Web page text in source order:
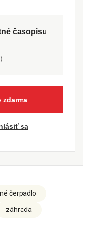
časopisu
sa
čerpadlo
záhrada